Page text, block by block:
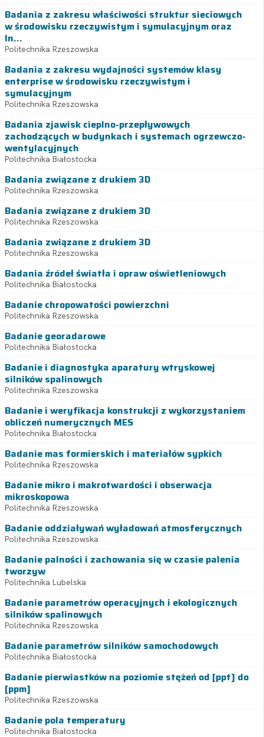
Badania z zakresu właściwości struktur sieciowych
w środowisku rzeczywistym i symulacyjnym oraz
In...
Politechnika Rzeszowska
Badania z zakresu wydajności systemów klasy
enterprise w środowisku rzeczywistym i
symulacyjnym
Politechnika Rzeszowska
Badania zjawisk cieplno-przepływowych
zachodzących w budynkach i systemach ogrzewczo-
wentylacyjnych
Politechnika Białostocka
Badania związane z drukiem 3D
Politechnika Rzeszowska
Badania związane z drukiem 3D
Politechnika Rzeszowska
Badania związane z drukiem 3D
Politechnika Rzeszowska
Badania źródeł światła i opraw oświetleniowych
Politechnika Białostocka
Badanie chropowatości powierzchni
Politechnika Rzeszowska
Badanie georadarowe
Politechnika Białostocka
Badanie i diagnostyka aparatury wtryskowej
silników spalinowych
Politechnika Rzeszowska
Badanie i weryfikacja konstrukcji z wykorzystaniem
obliczeń numerycznych MES
Politechnika Białostocka
Badanie mas formierskich i materiałów sypkich
Politechnika Rzeszowska
Badanie mikro i makrotwardości i obserwacja
mikroskopowa
Politechnika Rzeszowska
Badanie oddziaływań wyładowań atmosferycznych
Politechnika Rzeszowska
Badanie palności i zachowania się w czasie palenia
tworzyw
Politechnika Lubelska
Badanie parametrów operacyjnych i ekologicznych
silników spalinowych
Politechnika Rzeszowska
Badanie parametrów silników samochodowych
Politechnika Białostocka
Badanie pierwiastków na poziomie stężeń od [ppt] do
[ppm]
Politechnika Rzeszowska
Badanie pola temperatury
Politechnika Białostocka